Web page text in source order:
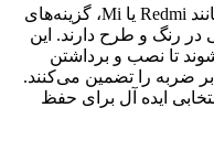
برای مدل‌هایی مانند Redmi یا Mi، گزینه‌های
در رنگ و طرح دارند. این
تا نصب و برداشتن
ضربه را تضمین می‌کنند.
ایده آل برای حفظ